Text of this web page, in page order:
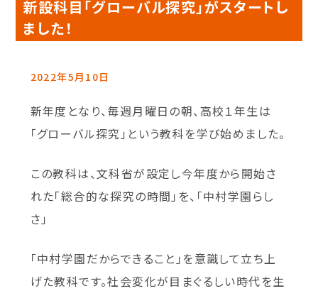
新設科目「グローバル探究」がスタートし
ました！
2022年5月10日
新年度となり、毎週月曜日の朝、高校１年生は
「グローバル探究」という教科を学び始めました。
この教科は、文科省が設定し今年度から開始さ
れた「総合的な探究の時間」を、「中村学園らし
さ」
「中村学園だからできること」を意識して立ち上
げた教科です。社会変化が目まぐるしい時代を生